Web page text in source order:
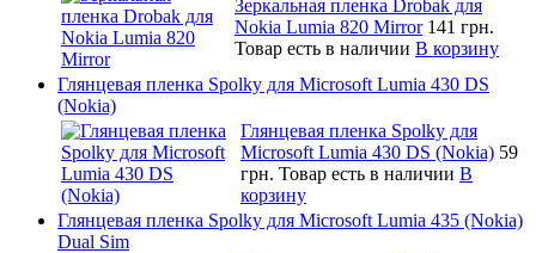
Зеркальная пленка Drobak для
Nokia Lumia 820 Mirror 141 грн.
Товар есть в наличии В корзину
Глянцевая пленка Spolky для Microsoft Lumia 430 DS
(Nokia)
Глянцевая пленка Spolky для
Microsoft Lumia 430 DS (Nokia) 59
грн. Товар есть в наличии В
корзину
Глянцевая пленка Spolky для Microsoft Lumia 435 (Nokia)
Dual Sim